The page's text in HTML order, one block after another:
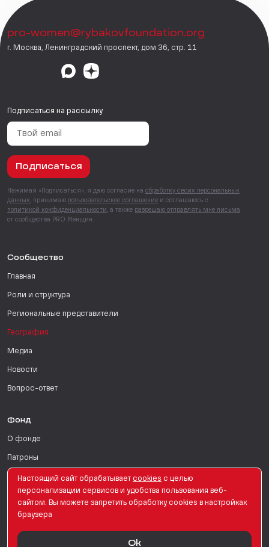
pro-women@rybakovfoundation.org
г. Москва, Ленинградский проспект, дом 36, стр. 11
Подписаться на рассылку
Подписаться
Нажимая «Подписаться», я даю согласие на обработку своих персональных
данных , принимаю пользовательское соглашение и соглашаюсь с
политикой конфиденциальности , а также разрешаю отправлять мне письма
от сообщества PRO Женщин.
Сообщество
Главная
Роли и структура
Региональные представители
География
Медиа
Новости
Вопрос-ответ
Фонд
О фонде
Патроны
Поддержать
Для СМИ
Настоящий сайт обрабатывает сookies с целью
персонализации сервисов и удобства пользования веб-
сайтом. Вы можете запретить обработку сookies в настройках
браузера
Ok